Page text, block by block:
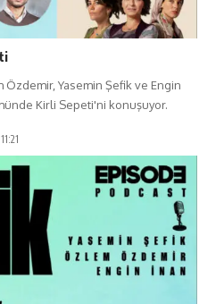
Yasemin Şefik ve Engin
Kirli Sepeti'ni konuşuyor.